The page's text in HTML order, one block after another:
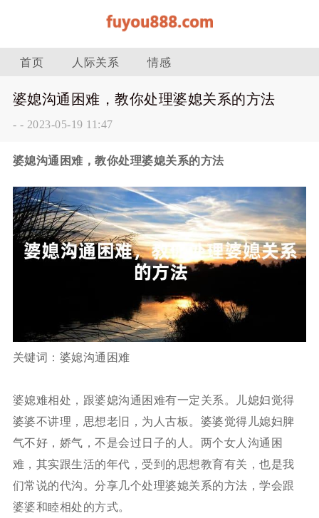
首页 人际关系 情感
婆媳沟通困难，教你处理婆媳关系的方法
- - 2023-05-19 11:47
婆媳沟通困难，教你处理婆媳关系的方法
关键词：婆媳沟通困难
婆媳难相处，跟婆媳沟通困难有一定关系。儿媳妇觉得
婆婆不讲理，思想老旧，为人古板。婆婆觉得儿媳妇脾
气不好，娇气，不是会过日子的人。两个女人沟通困
难，其实跟生活的年代，受到的思想教育有关，也是我
们常说的代沟。分享几个处理婆媳关系的方法，学会跟
婆婆和睦相处的方式。